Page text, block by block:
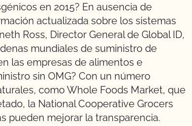
en 2015? En ausencia de
actualizada sobre los sistemas
Ross, Director General de Global ID,
mundiales de suministro de
las empresas de alimentos e
sin OMG? Con un número
como Whole Foods Market, que
la National Cooperative Grocers
pueden mejorar la transparencia.